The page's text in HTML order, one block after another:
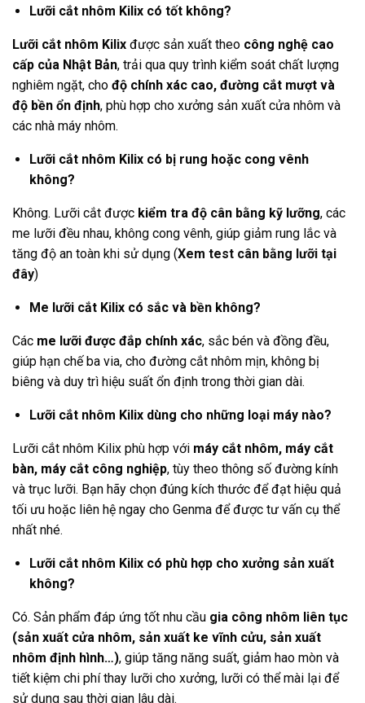
Lưỡi cắt nhôm Kilix có tốt không?
Lưỡi cắt nhôm Kilix được sản xuất theo công nghệ cao
cấp của Nhật Bản, trải qua quy trình kiểm soát chất lượng
nghiêm ngặt, cho độ chính xác cao, đường cắt mượt và
độ bền ổn định, phù hợp cho xưởng sản xuất cửa nhôm và
các nhà máy nhôm.
Lưỡi cắt nhôm Kilix có bị rung hoặc cong vênh
không?
Không. Lưỡi cắt được kiểm tra độ cân bằng kỹ lưỡng, các
me lưỡi đều nhau, không cong vênh, giúp giảm rung lắc và
tăng độ an toàn khi sử dụng (Xem test cân bằng lưỡi tại
đây)
Me lưỡi cắt Kilix có sắc và bền không?
Các me lưỡi được đắp chính xác, sắc bén và đồng đều,
giúp hạn chế ba via, cho đường cắt nhôm mịn, không bị
biêng và duy trì hiệu suất ổn định trong thời gian dài.
Lưỡi cắt nhôm Kilix dùng cho những loại máy nào?
Lưỡi cắt nhôm Kilix phù hợp với máy cắt nhôm, máy cắt
bàn, máy cắt công nghiệp, tùy theo thông số đường kính
và trục lưỡi. Bạn hãy chọn đúng kích thước để đạt hiệu quả
tối ưu hoặc liên hệ ngay cho Genma để được tư vấn cụ thể
nhất nhé.
Lưỡi cắt nhôm Kilix có phù hợp cho xưởng sản xuất
không?
Có. Sản phẩm đáp ứng tốt nhu cầu gia công nhôm liên tục
(sản xuất cửa nhôm, sản xuất ke vĩnh cửu, sản xuất
nhôm định hình…), giúp tăng năng suất, giảm hao mòn và
tiết kiệm chi phí thay lưỡi cho xưởng, lưỡi có thể mài lại để
sử dụng sau thời gian lâu dài.